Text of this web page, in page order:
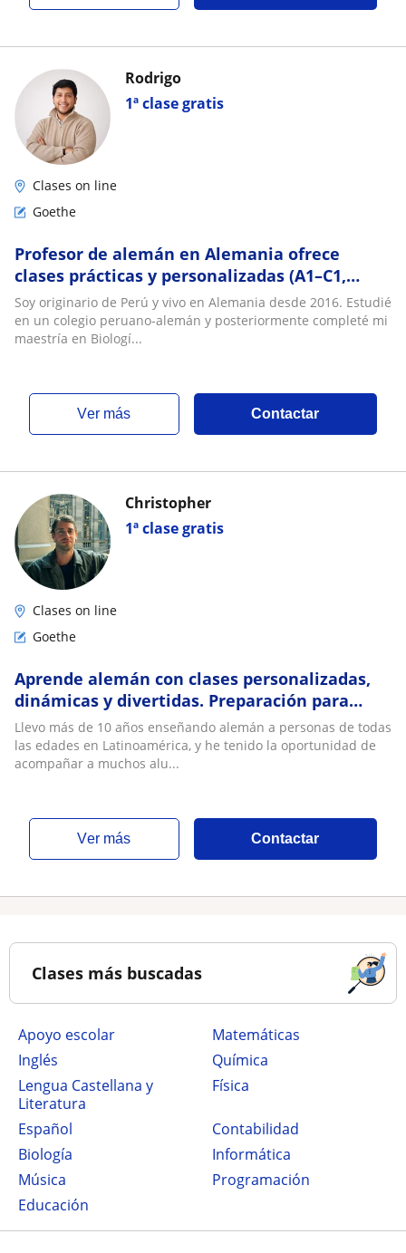
1ª clase gratis
Rodrigo
Clases on line
Goethe
Profesor de alemán en Alemania ofrece
clases prácticas y personalizadas (A1–C1,
TestDaF, Goethe-Zertifikat)
Soy originario de Perú y vivo en Alemania desde 2016. Estudié
en un colegio peruano-alemán y posteriormente completé mi
maestría en Biologí...
ver más Contactar
1ª clase gratis
Christopher
Clases on line
Goethe
Aprende alemán con clases personalizadas,
dinámicas y divertidas. Preparación para
exámenes Goethe
Llevo más de 10 años enseñando alemán a personas de todas
las edades en Latinoamérica, y he tenido la oportunidad de
acompañar a muchos alu...
ver más Contactar
Clases más buscadas
Apoyo escolar
Matemáticas
Inglés
Química
Lengua Castellana y
Literatura
Física
Español
Contabilidad
Biología
Informática
Música
Programación
Educación